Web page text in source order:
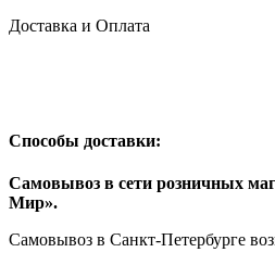
Доставка и Оплата
Способы доставки:
Самовывоз в сети розничных
Мир».
Самовывоз в Санкт-Петербурге